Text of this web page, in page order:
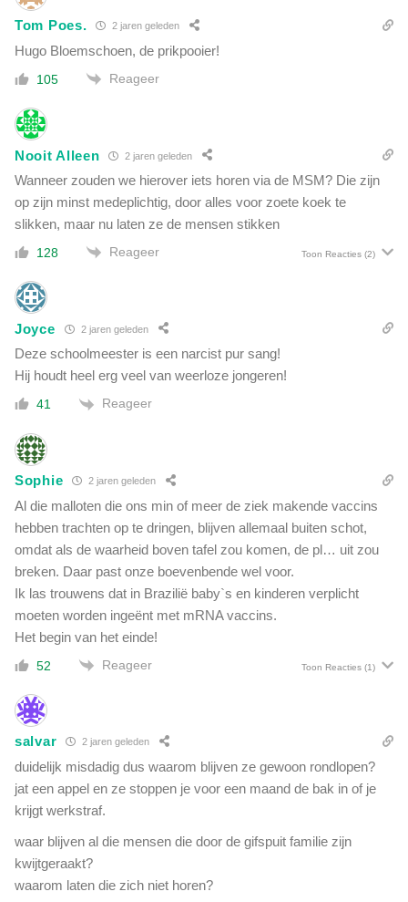
S
o
r
s
m
U
t
e
o
e
s
o
e
l
n
e
a
s
i
e
l
o
e
k
e
s
Tom Poes. 2 jaren geleden
Hugo Bloemschoen, de prikpooier!
105 Reageer
Nooit Alleen 2 jaren geleden
Wanneer zouden we hierover iets horen via de MSM? Die zijn
op zijn minst medeplichtig, door alles voor zoete koek te
slikken, maar nu laten ze de mensen stikken
128 Reageer Toon Reacties (2)
Joyce 2 jaren geleden
Deze schoolmeester is een narcist pur sang!
Hij houdt heel erg veel van weerloze jongeren!
41 Reageer
Sophie 2 jaren geleden
Al die malloten die ons min of meer de ziek makende vaccins
hebben trachten op te dringen, blijven allemaal buiten schot,
omdat als de waarheid boven tafel zou komen, de pl… uit zou
breken. Daar past onze boevenbende wel voor.
Ik las trouwens dat in Brazilië baby`s en kinderen verplicht
moeten worden ingeënt met mRNA vaccins.
Het begin van het einde!
52 Reageer Toon Reacties (1)
salvar 2 jaren geleden
duidelijk misdadig dus waarom blijven ze gewoon rondlopen?
jat een appel en ze stoppen je voor een maand de bak in of je
krijgt werkstraf.
waar blijven al die mensen die door de gifspuit familie zijn
kwijtgeraakt?
waarom laten die zich niet horen?